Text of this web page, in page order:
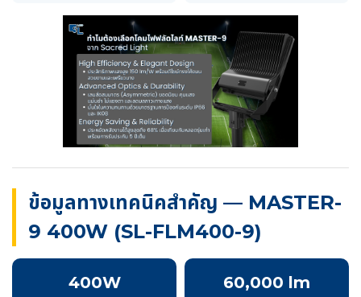
ข้อมูลทางเทคนิคสำคัญ — MASTER-
9 400W (SL-FLM400-9)
400W 60,000 lm